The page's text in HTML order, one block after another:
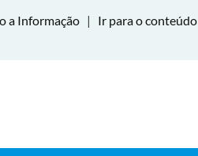
a Informação | Ir para o conteúdo